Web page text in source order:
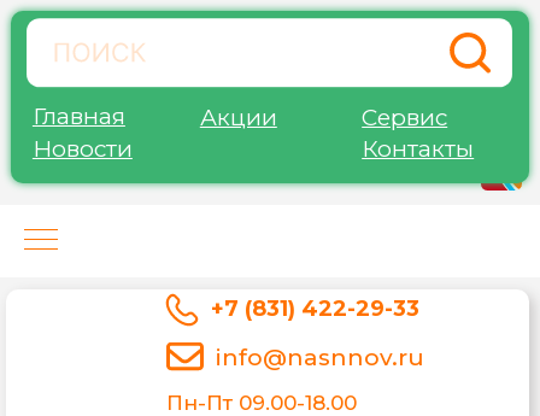
Акции
Сервис
Новости
Контакты
Главная
+7 (831) 422-29-33
Пн-Пт 09.00-18.00
Нижегород-Агро-Сервис
info@nasnnov.ru